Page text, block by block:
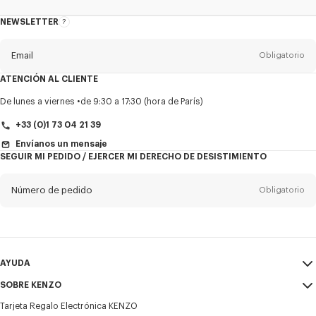
NEWSLETTER
Acerca
Email Obligatorio
TítuloObligatorio
ATENCIÓN AL CLIENTE
De lunes a viernes de 9:30 a 17:30 (hora de París)
+33 (0)1 73 04 21 39
Envíanos un mensaje
SEGUIR MI PEDIDO / EJERCER MI DERECHO DE DESISTIMIENTO
Número de pedido Obligatorio
AYUDA
Mi Cuenta
Guía de tallas
SOBRE KENZO
Condiciones de venta
Tarjeta Regalo Electrónica KENZO